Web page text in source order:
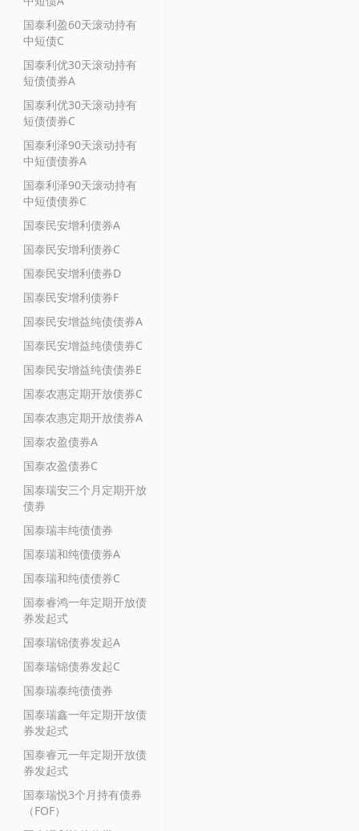
国泰利盈60天滚动持有
中短债C
国泰利优30天滚动持有
短债债券A
国泰利优30天滚动持有
短债债券C
国泰利泽90天滚动持有
中短债债券A
国泰利泽90天滚动持有
中短债债券C
国泰民安增利债券A
国泰民安增利债券C
国泰民安增利债券D
国泰民安增利债券F
国泰民安增益纯债债券A
国泰民安增益纯债债券C
国泰民安增益纯债债券E
国泰农惠定期开放债券C
国泰农惠定期开放债券A
国泰农盈债券A
国泰农盈债券C
国泰瑞安三个月定期开放
债券
国泰瑞丰纯债债券
国泰瑞和纯债债券A
国泰瑞和纯债债券C
国泰睿鸿一年定期开放债
券发起式
国泰瑞锦债券发起A
国泰瑞锦债券发起C
国泰瑞泰纯债债券
国泰瑞鑫一年定期开放债
券发起式
国泰睿元一年定期开放债
券发起式
国泰瑞悦3个月持有债券
（FOF）